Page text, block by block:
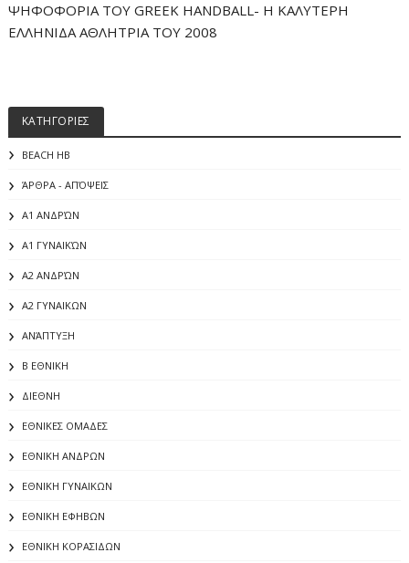
ΨΗΦΟΦΟΡΙΑ ΤΟΥ GREEK HANDBALL- H ΚΑΛΥΤΕΡΗ
ΕΛΛΗΝΙΔΑ ΑΘΛΗΤΡΙΑ ΤΟΥ 2008
ΚΑΤΗΓΟΡΙΕΣ
BEACH HB
ΆΡΘΡΑ - ΑΠΌΨΕΙΣ
Α1 ΑΝΔΡΏΝ
Α1 ΓΥΝΑΙΚΏΝ
Α2 ΑΝΔΡΏΝ
Α2 ΓΥΝΑΙΚΩΝ
ΑΝΆΠΤΥΞΗ
Β ΕΘΝΙΚΗ
ΔΙΕΘΝΗ
ΕΘΝΙΚΕΣ ΟΜΑΔΕΣ
ΕΘΝΙΚΗ ΑΝΔΡΩΝ
ΕΘΝΙΚΗ ΓΥΝΑΙΚΩΝ
ΕΘΝΙΚΗ ΕΦΗΒΩΝ
ΕΘΝΙΚΗ ΚΟΡΑΣΙΔΩΝ